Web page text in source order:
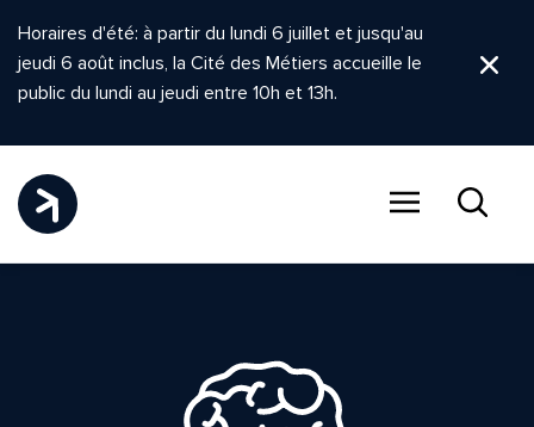
Horaires d'été: à partir du lundi 6 juillet et jusqu'au
jeudi 6 août inclus, la Cité des Métiers accueille le
public du lundi au jeudi entre 10h et 13h.